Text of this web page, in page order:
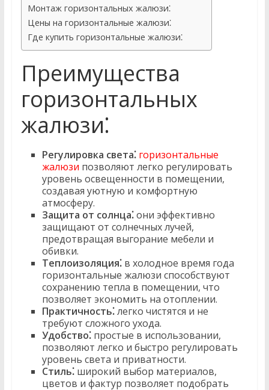
Монтаж горизонтальных жалюзи⁚
Цены на горизонтальные жалюзи⁚
Где купить горизонтальные жалюзи⁚
Преимущества
горизонтальных
жалюзи⁚
Регулировка света⁚ горизонтальные
жалюзи позволяют легко регулировать
уровень освещенности в помещении,
создавая уютную и комфортную
атмосферу.
Защита от солнца⁚они эффективно
защищают от солнечных лучей,
предотвращая выгорание мебели и
обивки.
Теплоизоляция⁚в холодное время года
горизонтальные жалюзи способствуют
сохранению тепла в помещении, что
позволяет экономить на отоплении.
Практичность⁚легко чистятся и не
требуют сложного ухода.
Удобство⁚простые в использовании,
позволяют легко и быстро регулировать
уровень света и приватности.
Стиль⁚широкий выбор материалов,
цветов и фактур позволяет подобрать